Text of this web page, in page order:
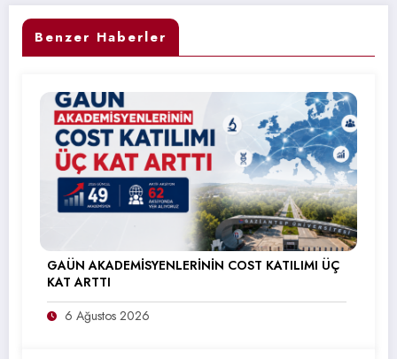
Benzer Haberler
GAÜN AKADEMİSYENLERİNİN COST KATILIMI ÜÇ
KAT ARTTI
6 Ağustos 2026